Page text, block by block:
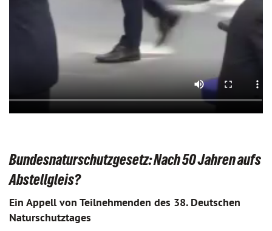
Bundesnaturschutzgesetz: Nach 50 Jahren aufs
Abstellgleis?
Ein Appell von Teilnehmenden des 38. Deutschen
Naturschutztages